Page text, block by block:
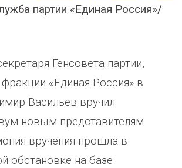
партии «Единая Россия»/
Генсовета партии,
«Единая Россия» в
Васильев вручил
новым представителям
вручения прошла в
обстановке на базе